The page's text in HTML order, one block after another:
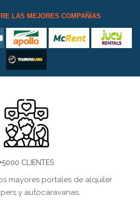
LAS MEJORES COMPAÑÍAS
+5000 CLIENTES
mayores portales de alquiler
y autocaravanas.